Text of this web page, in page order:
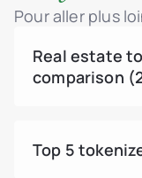
Contrôle
Support
Tableau de
Système de
Interface
Pour aller plus
Real estate
comparison
Top 5